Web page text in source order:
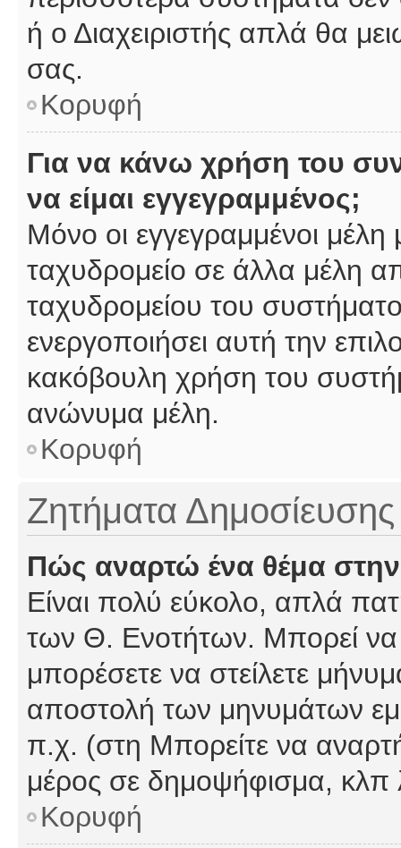
ή ο Διαχειριστής απλά θα
σας.
Κορυφή
Για να κάνω χρήση του
να είμαι εγγεγραμμένος;
Μόνο οι εγγεγραμμένοι
ταχυδρομείο σε άλλα μέλη
ταχυδρομείου του
ενεργοποιήσει αυτή την
κακόβουλη χρήση του
ανώνυμα μέλη.
Κορυφή
Ζητήματα Δημοσίευσης
Πώς αναρτώ ένα θέμα
Είναι πολύ εύκολο, απλά
των Θ. Ενοτήτων. Μπορεί να
μπορέσετε να στείλετε
αποστολή των μηνυμάτων
π.χ. (στη Μπορείτε να
μέρος σε δημοψήφισμα, κλπ
Κορυφή